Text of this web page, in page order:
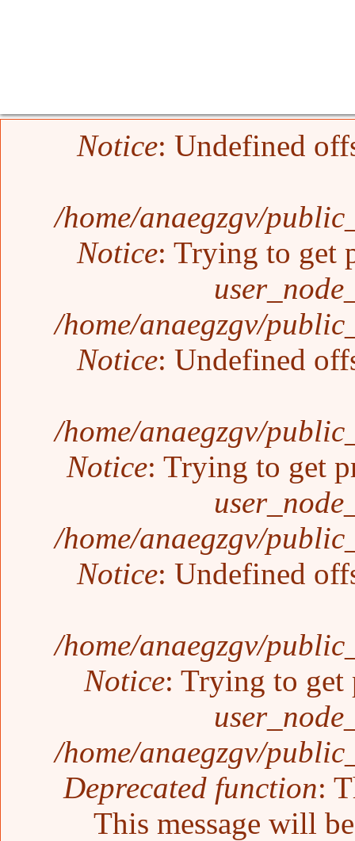
Error message
Notice: Undefined
/home/anaegzgv/
Notice: Trying to get
/home/anaegzgv/
Notice: Undefined
/home/anaegzgv/
Notice: Trying to get
/home/anaegzgv/
Notice: Undefined
/home/anaegzgv/
Notice: Trying to get
/home/anaegzgv/
Deprecated function:
This message will